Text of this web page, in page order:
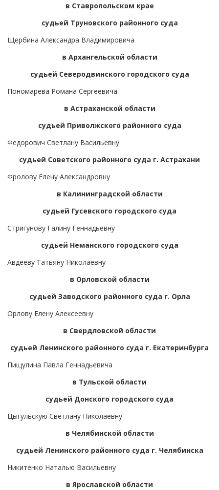
в Ставропольском крае
судьей Труновского районного суда
Щербина Александра Владимировича
в Архангельской области
судьей Северодвинского городского суда
Пономарева Романа Сергеевича
в Астраханской области
судьей Приволжского районного суда
Федорович Светлану Васильевну
судьей Советского районного суда г. Астрахани
Фролову Елену Александровну
в Калининградской области
судьей Гусевского городского суда
Стригунову Галину Геннадьевну
судьей Неманского городского суда
Авдееву Татьяну Николаевну
в Орловской области
судьей Заводского районного суда г. Орла
Орлову Елену Алексеевну
в Свердловской области
судьей Ленинского районного суда г. Екатеринбурга
Пищулина Павла Геннадьевича
в Тульской области
судьей Донского городского суда
Цыгульскую Светлану Николаевну
в Челябинской области
судьей Ленинского районного суда г. Челябинска
Никитенко Наталью Васильевну
в Ярославской области